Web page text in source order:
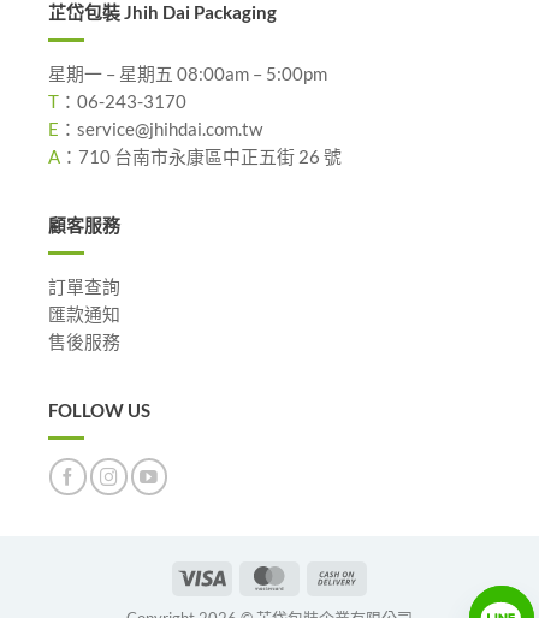
芷岱包裝 Jhih Dai Packaging
星期一 – 星期五 08:00am – 5:00pm
T ： 06-243-3170
E ： service@jhihdai.com.tw
A ： 710 台南市永康區中正五街 26 號
顧客服務
訂單查詢
匯款通知
售後服務
FOLLOW US
Visa MasterCard